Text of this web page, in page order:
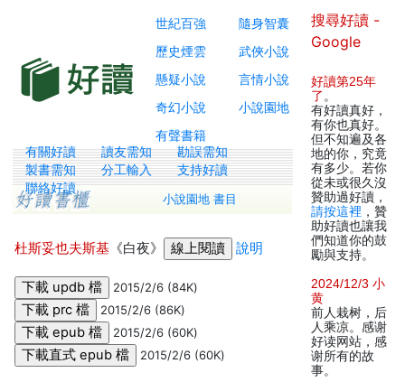
世紀百強
隨身智囊
歷史煙雲
武俠小說
懸疑小說
言情小說
奇幻小說
小說園地
有聲書籍
有關好讀 讀友需知
勘誤需知
製書需知
分工輸入
支持好讀
聯絡好讀
小說園地 書目
杜斯妥也夫斯基 《白夜》 說明
2015/2/6 (84K)
2015/2/6 (86K)
2015/2/6 (60K)
2015/2/6 (60K)
搜尋好讀 -
Google
好讀第25年
了 。
有好讀真好，
有你也真好。
但不知遍及各
地的你，究竟
有多少。若你
從未或很久沒
贊助過好讀，
請按這裡 ，贊
助好讀也讓我
們知道你的鼓
勵與支持。
2024/12/3 小
黄
前人栽树，后
人乘凉。感谢
好读网站，感
谢所有的故
事。